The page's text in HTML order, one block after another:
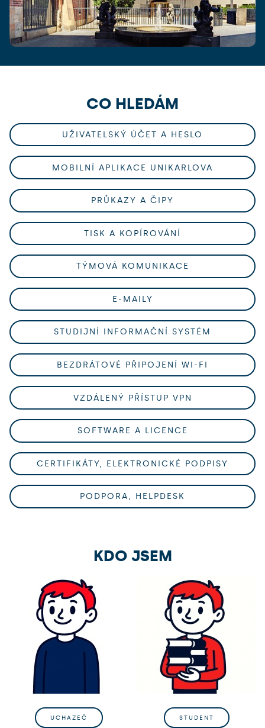
CO HLEDÁM
UŽIVATELSKÝ ÚČET A HESLO
MOBILNÍ APLIKACE UNIKARLOVA
PRŮKAZY A ČIPY
TISK A KOPÍROVÁNÍ
TÝMOVÁ KOMUNIKACE
E-MAILY
STUDIJNÍ INFORMAČNÍ SYSTÉM
BEZDRÁTOVÉ PŘIPOJENÍ WI-FI
VZDÁLENÝ PŘÍSTUP VPN
SOFTWARE A LICENCE
CERTIFIKÁTY, ELEKTRONICKÉ PODPISY
PODPORA, HELPDESK
KDO JSEM
UCHAZEČ STUDENT